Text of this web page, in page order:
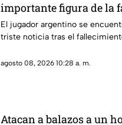
importante figura de la
así dieron a conocer la
El jugador argentino se
triste noticia tras el
agosto 08, 2026 10:28 a. m.
Atacan a balazos a un